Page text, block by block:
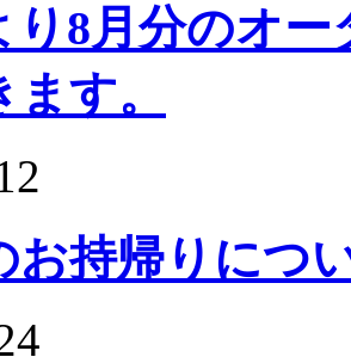
り8月分のオ
す。
お持帰りにつ